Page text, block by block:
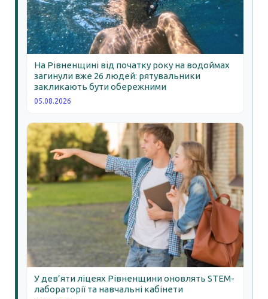
На Рівненщині від початку року на водоймах
загинули вже 26 людей: рятувальники
закликають бути обережними
05.08.2026
У дев’яти ліцеях Рівненщини оновлять STEM-
лабораторії та навчальні кабінети